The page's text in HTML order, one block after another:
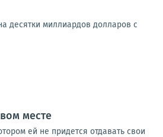
десятки миллиардов долларов с
месте
ей не придется отдавать свои